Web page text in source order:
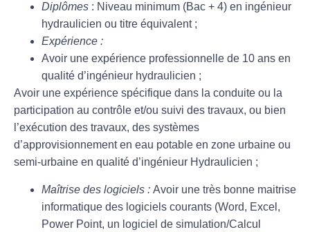
Diplômes : Niveau minimum (Bac + 4) en ingénieur
hydraulicien ou titre équivalent ;
Expérience :
Avoir une expérience professionnelle de 10 ans en
qualité d’ingénieur hydraulicien ;
Avoir une expérience spécifique dans la conduite ou la
participation au contrôle et/ou suivi des travaux, ou bien
l’exécution des travaux, des systèmes
d’approvisionnement en eau potable en zone urbaine ou
semi-urbaine en qualité d’ingénieur Hydraulicien ;
Maîtrise des logiciels : Avoir une très bonne maitrise
informatique des logiciels courants (Word, Excel,
Power Point, un logiciel de simulation/Calcul